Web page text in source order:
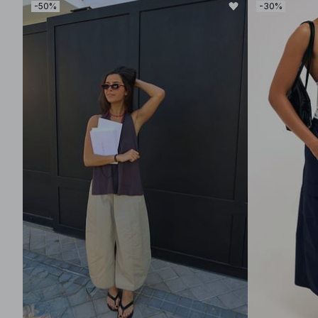
-50% -30%